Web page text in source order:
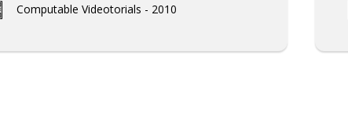
Computable Videotorials - 2010